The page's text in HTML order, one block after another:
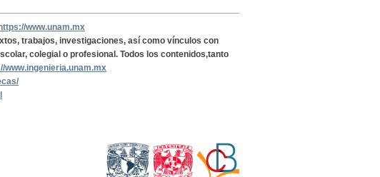
https://www.unam.mx
trabajos, investigaciones, así como vínculos con
colegial o profesional. Todos los contenidos,tanto
www.ingenieria.unam.mx